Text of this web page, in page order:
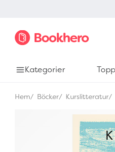
Kategorier
Hem Böcker Kurslitteratur